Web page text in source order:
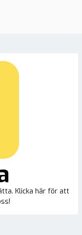
Klicka här för att